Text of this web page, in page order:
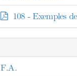
108 - Exemples
F.A.